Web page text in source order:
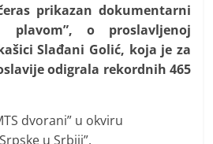
prikazan dokumentarni
o proslavljenoj
Slađani Golić, koja je za
odigrala rekordnih 465
dvorani” u okviru
u Srbiji”.